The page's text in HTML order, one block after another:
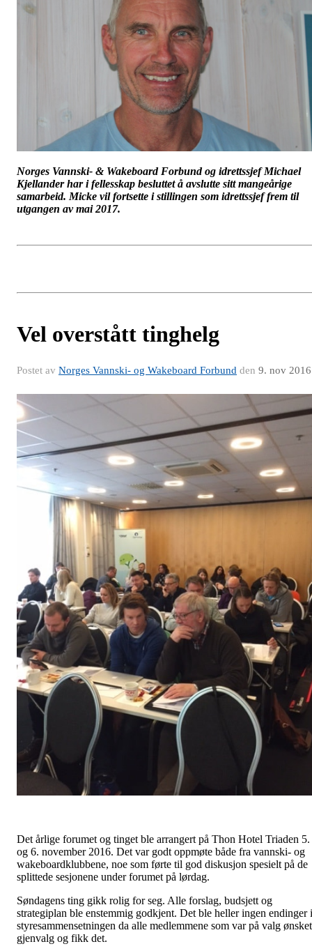
Norges Vannski- & Wakeboard Forbund og idrettssjef Michael
Kjellander har i fellesskap besluttet å avslutte sitt mangeårige
samarbeid. Micke vil fortsette i stillingen som idrettssjef frem til
utgangen av mai 2017.
Vel overstått tinghelg
Postet av Norges Vannski- og Wakeboard Forbund den 9. nov 2016
Det årlige forumet og tinget ble arrangert på Thon Hotel Triaden 5.
og 6. november 2016. Det var godt oppmøte både fra vannski- og
wakeboardklubbene, noe som førte til god diskusjon spesielt på de
splittede sesjonene under forumet på lørdag.
Søndagens ting gikk rolig for seg. Alle forslag, budsjett og
strategiplan ble enstemmig godkjent. Det ble heller ingen endinger i
styresammensetningen da alle medlemmene som var på valg ønsket
gjenvalg og fikk det.